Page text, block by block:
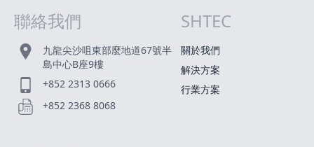
聯絡我們
九龍尖沙咀東部麼地道67號半
島中心B座9樓
+852 2313 0666
+852 2368 8068
網站指南
SHTEC
關於我們
解決方案
行業方案